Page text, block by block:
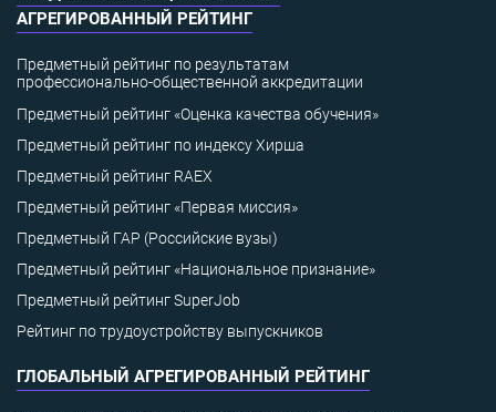
АГРЕГИРОВАННЫЙ РЕЙТИНГ
Предметный рейтинг по результатам
профессионально-общественной аккредитации
Предметный рейтинг «Оценка качества обучения»
Предметный рейтинг по индексу Хирша
Предметный рейтинг RAEX
Предметный рейтинг «Первая миссия»
Предметный ГАР (Российские вузы)
Предметный рейтинг «Национальное признание»
Предметный рейтинг SuperJob
Рейтинг по трудоустройству выпускников
ГЛОБАЛЬНЫЙ АГРЕГИРОВАННЫЙ РЕЙТИНГ